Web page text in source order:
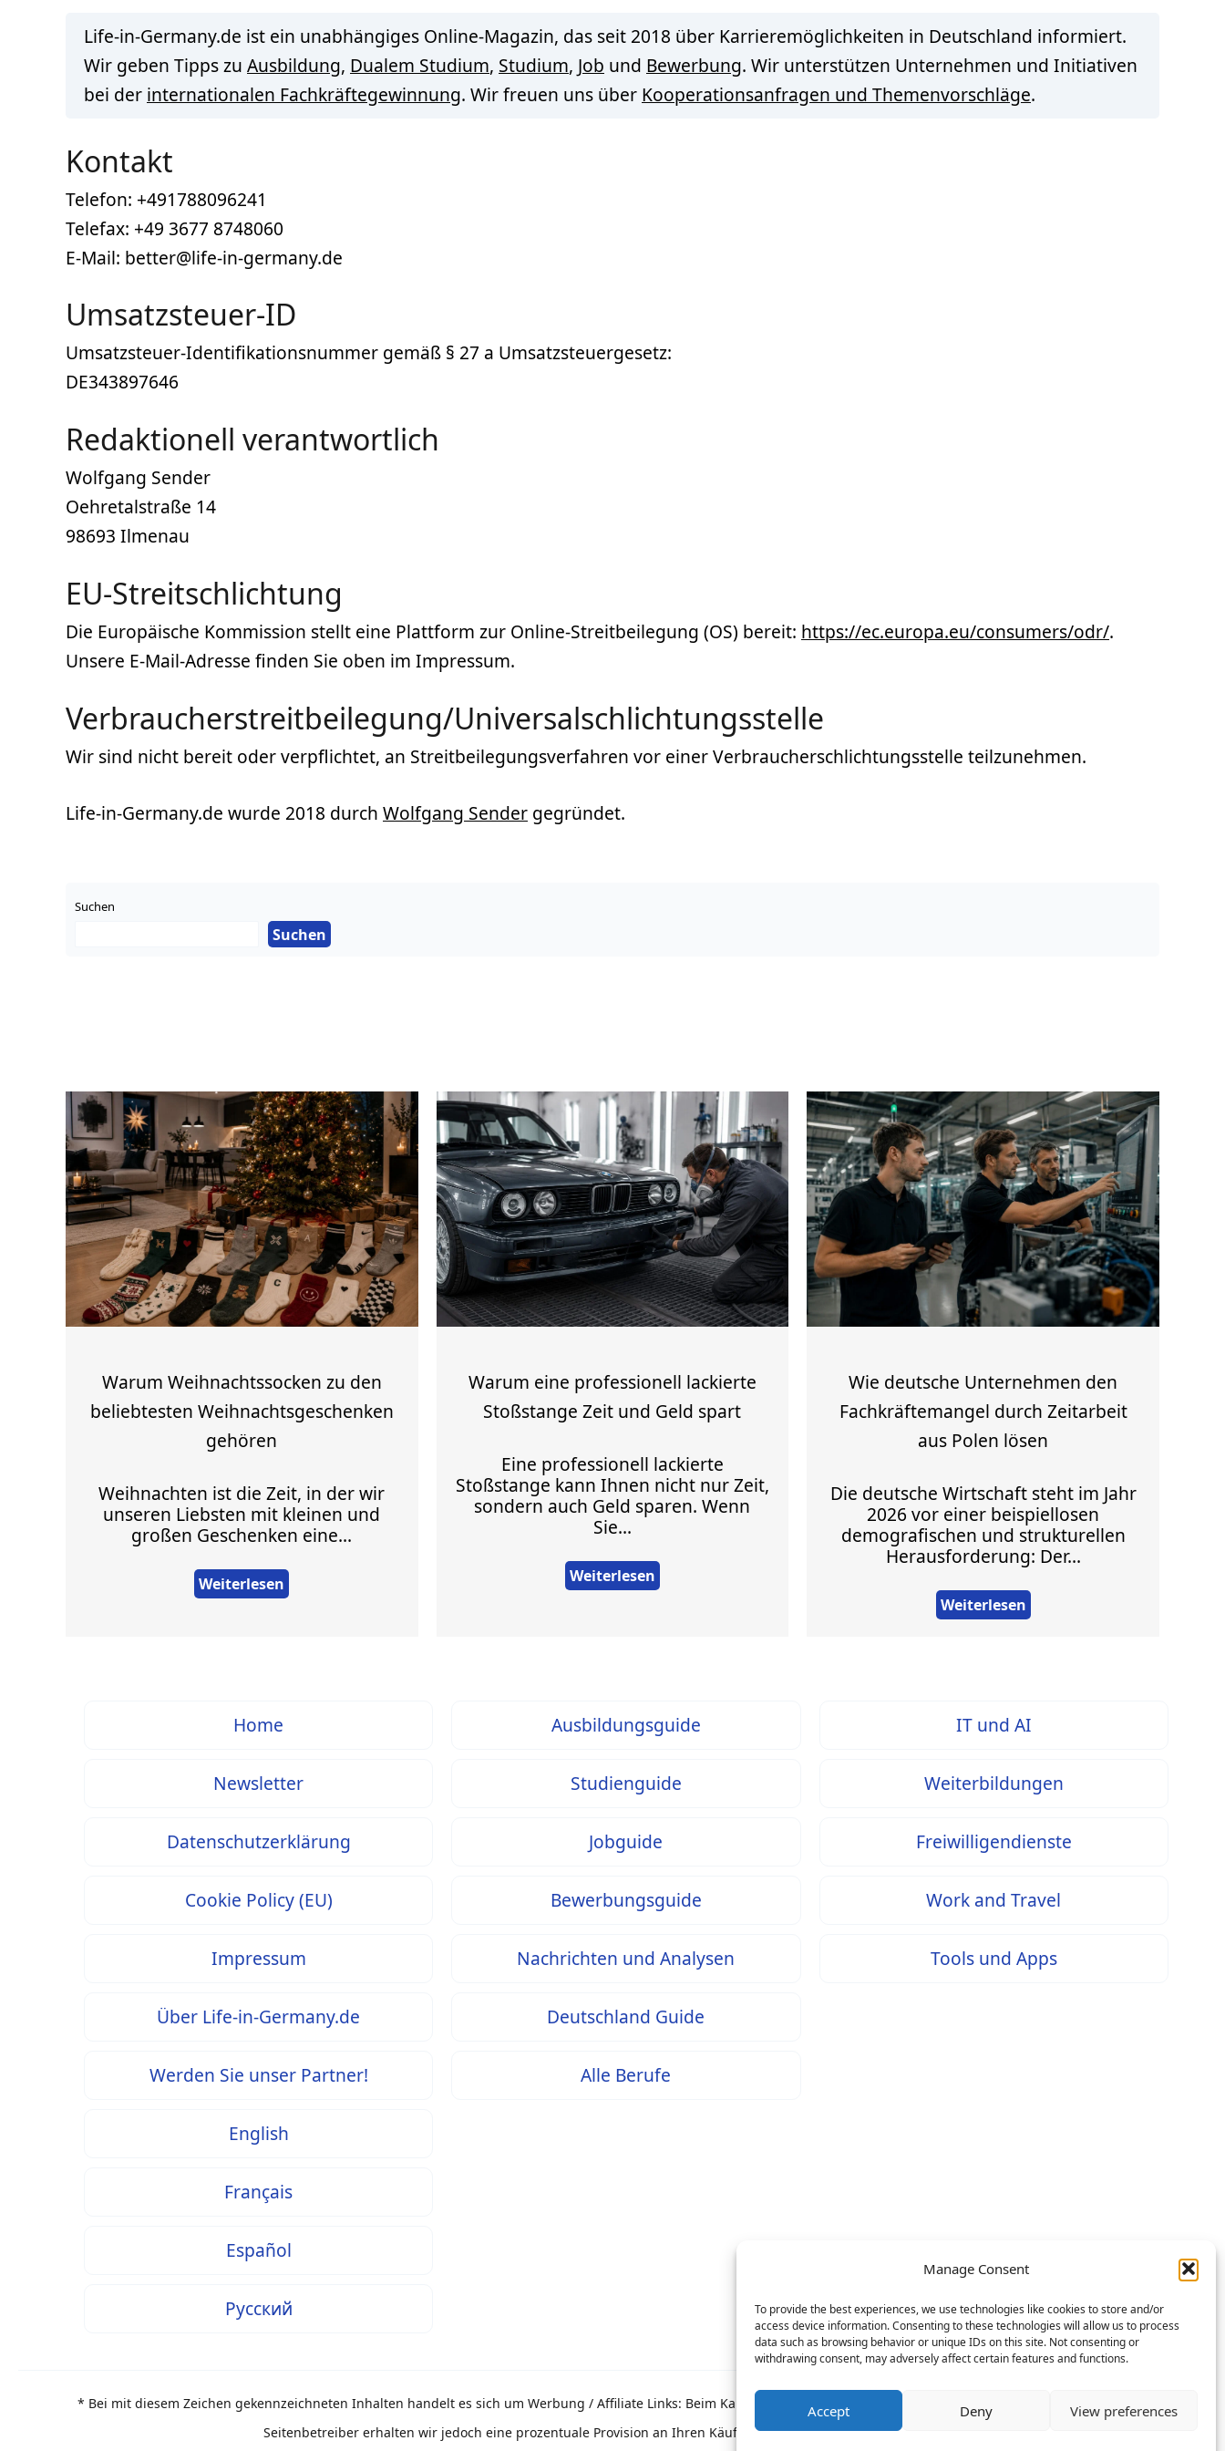
Manage Consent
To provide the best experiences, we use technologies like cookies to store and/or
access device information. Consenting to these technologies will allow us to process
data such as browsing behavior or unique IDs on this site. Not consenting or
withdrawing consent, may adversely affect certain features and functions.
Accept Deny View preferences
Life-in-Germany.de ist ein unabhängiges Online-Magazin, das seit 2018 über Karrieremöglichkeiten in Deutschland informiert.
Wir geben Tipps zu Ausbildung, Dualem Studium, Studium, Job und Bewerbung. Wir unterstützen Unternehmen und Initiativen
bei der internationalen Fachkräftegewinnung. Wir freuen uns über Kooperationsanfragen und Themenvorschläge.
Kontakt
Telefon: +491788096241
Telefax: +49 3677 8748060
E-Mail: better@life-in-germany.de
Umsatzsteuer-ID
Umsatzsteuer-Identifikationsnummer gemäß § 27 a Umsatzsteuergesetz:
DE343897646
Redaktionell verantwortlich
Wolfgang Sender
Oehretalstraße 14
98693 Ilmenau
EU-Streitschlichtung
Die Europäische Kommission stellt eine Plattform zur Online-Streitbeilegung (OS) bereit: https://ec.europa.eu/consumers/odr/.
Unsere E-Mail-Adresse finden Sie oben im Impressum.
Verbraucher­streit­beilegung/Universal­schlichtungs­stelle
Wir sind nicht bereit oder verpflichtet, an Streitbeilegungsverfahren vor einer Verbraucherschlichtungsstelle teilzunehmen.
Life-in-Germany.de wurde 2018 durch Wolfgang Sender gegründet.
Suchen
Suchen
Warum Weihnachtssocken zu den
beliebtesten Weihnachtsgeschenken
gehören
Weihnachten ist die Zeit, in der wir
unseren Liebsten mit kleinen und
großen Geschenken eine...
Weiterlesen
Warum eine professionell lackierte
Stoßstange Zeit und Geld spart
Eine professionell lackierte
Stoßstange kann Ihnen nicht nur Zeit,
sondern auch Geld sparen. Wenn
Sie...
Weiterlesen
Wie deutsche Unternehmen den
Fachkräftemangel durch Zeitarbeit
aus Polen lösen
Die deutsche Wirtschaft steht im Jahr
2026 vor einer beispiellosen
demografischen und strukturellen
Herausforderung: Der...
Weiterlesen
Home
Newsletter
Datenschutzerklärung
Cookie Policy (EU)
Impressum
Über Life-in-Germany.de
Werden Sie unser Partner!
English
Français
Español
Русский
Ausbildungsguide
Studienguide
Jobguide
Bewerbungsguide
Nachrichten und Analysen
Deutschland Guide
Alle Berufe
IT und AI
Weiterbildungen
Freiwilligendienste
Work and Travel
Tools und Apps
* Bei mit diesem Zeichen gekennzeichneten Inhalten handelt es sich um Werbung / Affiliate Links: Beim Kauf über einen solchen Link entstehen Ihnen keine Mehrkosten – als
Seitenbetreiber erhalten wir jedoch eine prozentuale Provision an Ihren Käufen, worüber wir uns mit finanzieren.